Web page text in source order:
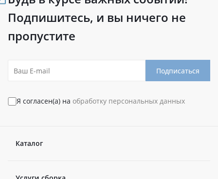
Подпишитесь, и вы ничего не
пропустите
Подписаться
Я согласен(а) на обработку персональных данных
Каталог